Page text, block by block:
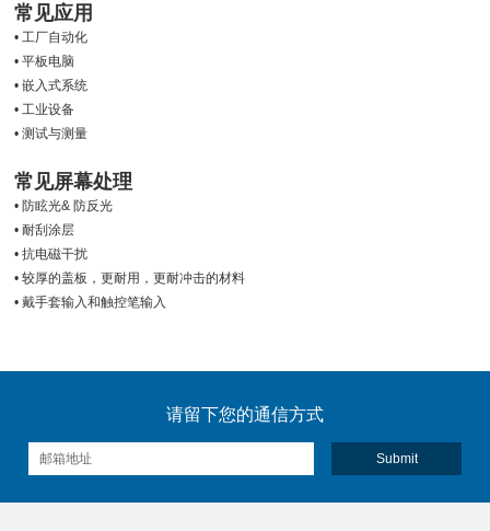
常见应用
• 工厂自动化
• 平板电脑
• 嵌入式系统
• 工业设备
• 测试与测量
常见屏幕处理
• 防眩光& 防反光
• 耐刮涂层
• 抗电磁干扰
• 较厚的盖板，更耐用，更耐冲击的材料
• 戴手套输入和触控笔输入
请留下您的通信方式